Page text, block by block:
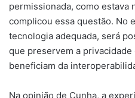
permissionada, como estava
complicou essa questão. No
tecnologia adequada, será
que preservem a
beneficiam da
Na opinião de Cunha, a